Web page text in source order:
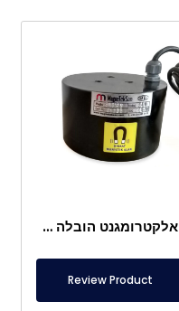
אלקטרומגנט הובלה למצמד – רכב מיוחד
Review Product